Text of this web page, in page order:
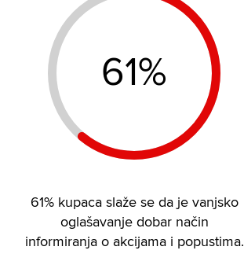
61%
61% kupaca slaže se da je vanjsko
oglašavanje dobar način
informiranja o akcijama i popustima.